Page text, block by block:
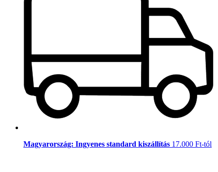
Magyarország: Ingyenes standard kiszállítás 17.000 Ft-tól